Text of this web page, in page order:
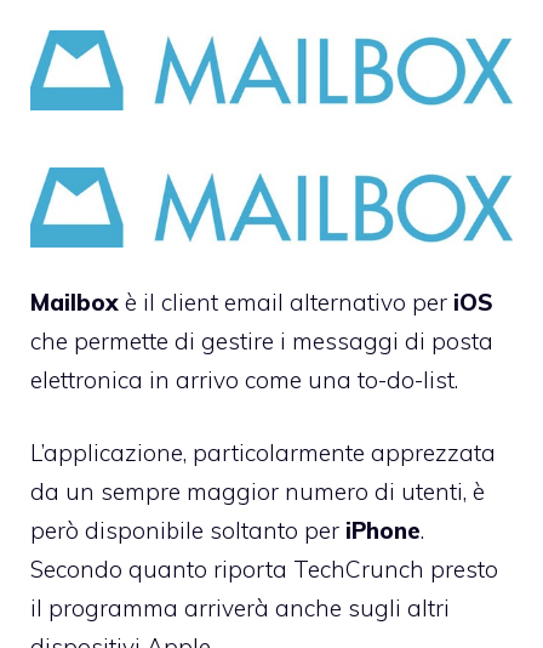
Mailbox è il client email alternativo per iOS
che permette di gestire i messaggi di posta
elettronica in arrivo come una to-do-list.
L’applicazione, particolarmente apprezzata
da un sempre maggior numero di utenti, è
però disponibile soltanto per iPhone.
Secondo quanto riporta TechCrunch presto
il programma arriverà anche sugli altri